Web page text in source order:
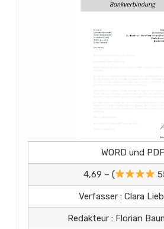
WORD und PDF
4,69 – (
Verfasser : Clara
Redakteur : Florian